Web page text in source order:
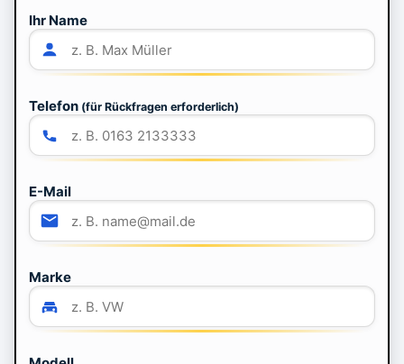
Ihr Name
Telefon (für Rückfragen erforderlich)
E-Mail
Marke